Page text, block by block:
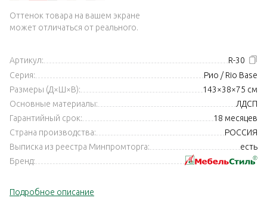
Оттенок товара на вашем экране
может отличаться от реального.
Артикул:
R-30
Серия:
Рио / Rio Base
Размеры (Д×Ш×В):
143×38×75 см
Основные материалы:
ЛДСП
Гарантийный срок:
18 месяцев
Страна производства:
РОССИЯ
Выписка из реестра Минпромторга:
есть
Бренд:
Подробное описание